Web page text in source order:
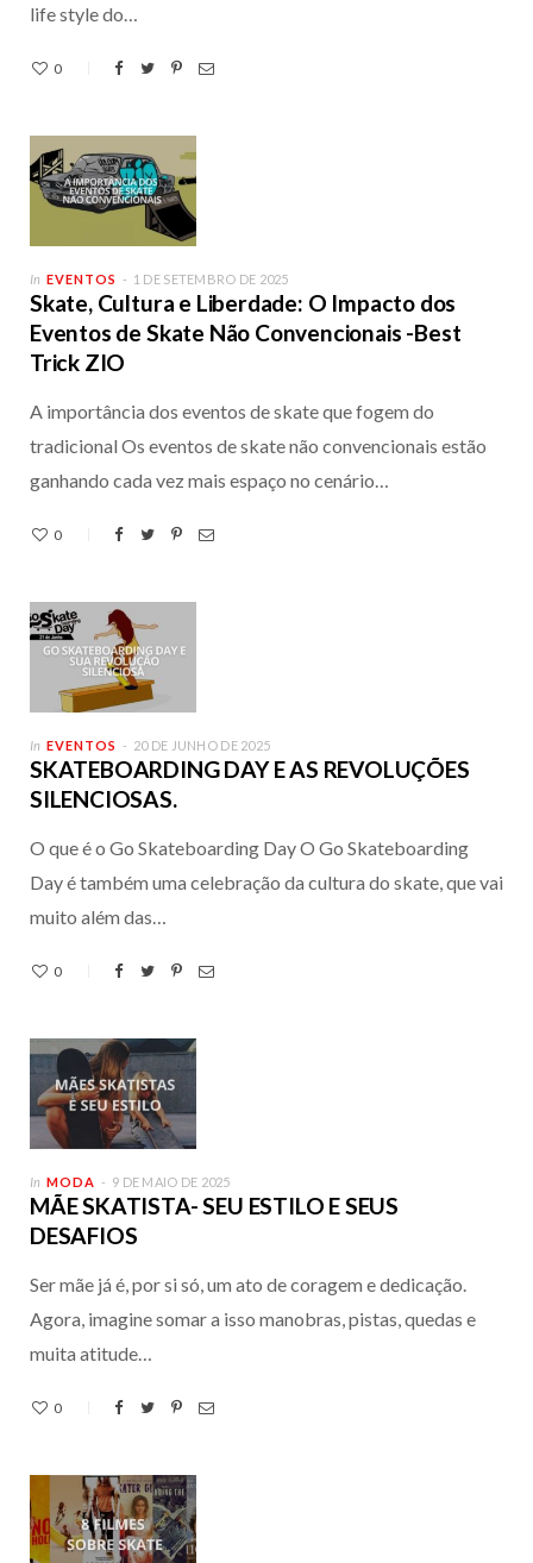
life style do…
0
In EVENTOS 1 DE SETEMBRO DE 2025
Skate, Cultura e Liberdade: O Impacto dos
Eventos de Skate Não Convencionais -Best
Trick ZIO
A importância dos eventos de skate que fogem do
tradicional Os eventos de skate não convencionais estão
ganhando cada vez mais espaço no cenário…
0
In EVENTOS 20 DE JUNHO DE 2025
SKATEBOARDING DAY E AS REVOLUÇÕES
SILENCIOSAS.
O que é o Go Skateboarding Day O Go Skateboarding
Day é também uma celebração da cultura do skate, que vai
muito além das…
0
In MODA 9 DE MAIO DE 2025
MÃE SKATISTA- SEU ESTILO E SEUS
DESAFIOS
Ser mãe já é, por si só, um ato de coragem e dedicação.
Agora, imagine somar a isso manobras, pistas, quedas e
muita atitude…
0